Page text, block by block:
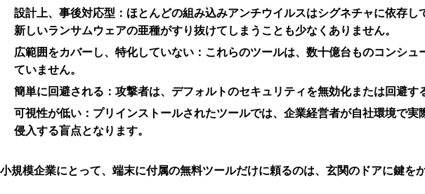
設計上、事後対応型： ほとんどの組み込みアンチウイルスはシグネチャに依存
新しいランサムウェアの亜種がすり抜けてしまうことも少なくありません。
広範囲をカバーし、特化していない： これらのツールは、数十億台ものコンシ
ていません。
簡単に回避される： 攻撃者は、デフォルトのセキュリティを無効化または回避す
可視性が低い： プリインストールされたツールでは、企業経営者が自社環境で
侵入する盲点となります。
小規模企業にとって、端末に付属の無料ツールだけに頼るのは、玄関のドアに鍵を